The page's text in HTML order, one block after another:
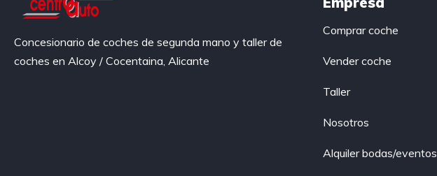
Concesionario de coches de segunda mano y taller de
coches en Alcoy / Cocentaina, Alicante
Comprar coche
Vender coche
Taller
Nosotros
Alquiler bodas/eventos